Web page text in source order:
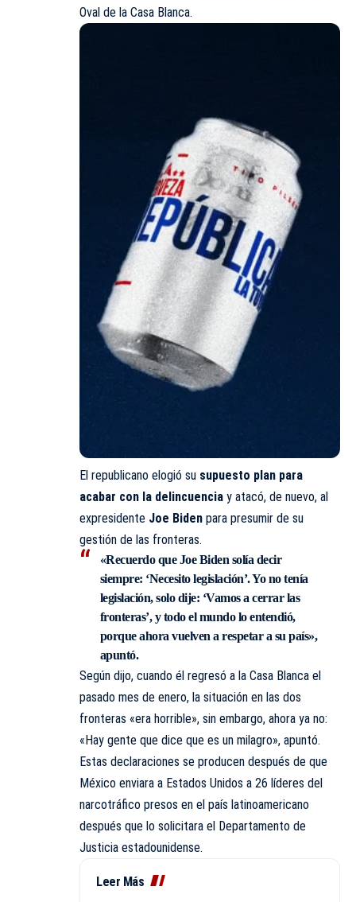
Oval de la Casa Blanca.
El republicano elogió su supuesto plan para
acabar con la delincuencia y atacó, de nuevo, al
expresidente Joe Biden para presumir de su
gestión de las fronteras.
«Recuerdo que Joe Biden solía decir
siempre: ‘Necesito legislación’. Yo no tenía
legislación, solo dije: ‘Vamos a cerrar las
fronteras’, y todo el mundo lo entendió,
porque ahora vuelven a respetar a su país»,
apuntó.
Según dijo, cuando él regresó a la Casa Blanca el
pasado mes de enero, la situación en las dos
fronteras «era horrible», sin embargo, ahora ya no:
«Hay gente que dice que es un milagro», apuntó.
Estas declaraciones se producen después de que
México enviara a Estados Unidos a 26 líderes del
narcotráfico presos en el país latinoamericano
después que lo solicitara el Departamento de
Justicia estadounidense.
Leer Más